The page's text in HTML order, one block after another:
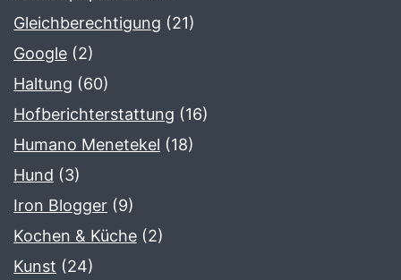
Gleichberechtigung (21)
Google (2)
Haltung (60)
Hofberichterstattung (16)
Humano Menetekel (18)
Hund (3)
Iron Blogger (9)
Kochen & Küche (2)
Kunst (24)